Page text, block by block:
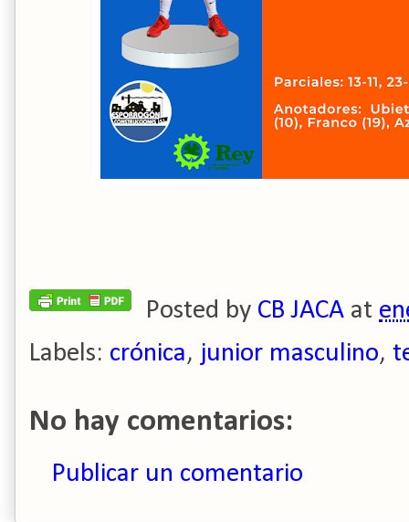
Posted by CB JACA at
Labels: crónica, junior masculino,
No hay comentarios:
Publicar un comentario